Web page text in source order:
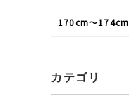
170cm〜174cm
カテゴリ